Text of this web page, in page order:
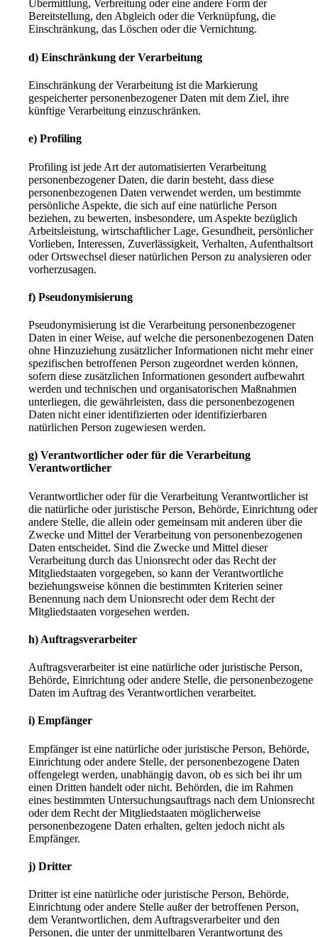
Übermittlung, Verbreitung oder eine andere Form der
Bereitstellung, den Abgleich oder die Verknüpfung, die
Einschränkung, das Löschen oder die Vernichtung.
d) Einschränkung der Verarbeitung
Einschränkung der Verarbeitung ist die Markierung
gespeicherter personenbezogener Daten mit dem Ziel, ihre
künftige Verarbeitung einzuschränken.
e) Profiling
Profiling ist jede Art der automatisierten Verarbeitung
personenbezogener Daten, die darin besteht, dass diese
personenbezogenen Daten verwendet werden, um bestimmte
persönliche Aspekte, die sich auf eine natürliche Person
beziehen, zu bewerten, insbesondere, um Aspekte bezüglich
Arbeitsleistung, wirtschaftlicher Lage, Gesundheit, persönlicher
Vorlieben, Interessen, Zuverlässigkeit, Verhalten, Aufenthaltsort
oder Ortswechsel dieser natürlichen Person zu analysieren oder
vorherzusagen.
f) Pseudonymisierung
Pseudonymisierung ist die Verarbeitung personenbezogener
Daten in einer Weise, auf welche die personenbezogenen Daten
ohne Hinzuziehung zusätzlicher Informationen nicht mehr einer
spezifischen betroffenen Person zugeordnet werden können,
sofern diese zusätzlichen Informationen gesondert aufbewahrt
werden und technischen und organisatorischen Maßnahmen
unterliegen, die gewährleisten, dass die personenbezogenen
Daten nicht einer identifizierten oder identifizierbaren
natürlichen Person zugewiesen werden.
g) Verantwortlicher oder für die Verarbeitung
Verantwortlicher
Verantwortlicher oder für die Verarbeitung Verantwortlicher ist
die natürliche oder juristische Person, Behörde, Einrichtung oder
andere Stelle, die allein oder gemeinsam mit anderen über die
Zwecke und Mittel der Verarbeitung von personenbezogenen
Daten entscheidet. Sind die Zwecke und Mittel dieser
Verarbeitung durch das Unionsrecht oder das Recht der
Mitgliedstaaten vorgegeben, so kann der Verantwortliche
beziehungsweise können die bestimmten Kriterien seiner
Benennung nach dem Unionsrecht oder dem Recht der
Mitgliedstaaten vorgesehen werden.
h) Auftragsverarbeiter
Auftragsverarbeiter ist eine natürliche oder juristische Person,
Behörde, Einrichtung oder andere Stelle, die personenbezogene
Daten im Auftrag des Verantwortlichen verarbeitet.
i) Empfänger
Empfänger ist eine natürliche oder juristische Person, Behörde,
Einrichtung oder andere Stelle, der personenbezogene Daten
offengelegt werden, unabhängig davon, ob es sich bei ihr um
einen Dritten handelt oder nicht. Behörden, die im Rahmen
eines bestimmten Untersuchungsauftrags nach dem Unionsrecht
oder dem Recht der Mitgliedstaaten möglicherweise
personenbezogene Daten erhalten, gelten jedoch nicht als
Empfänger.
j) Dritter
Dritter ist eine natürliche oder juristische Person, Behörde,
Einrichtung oder andere Stelle außer der betroffenen Person,
dem Verantwortlichen, dem Auftragsverarbeiter und den
Personen, die unter der unmittelbaren Verantwortung des